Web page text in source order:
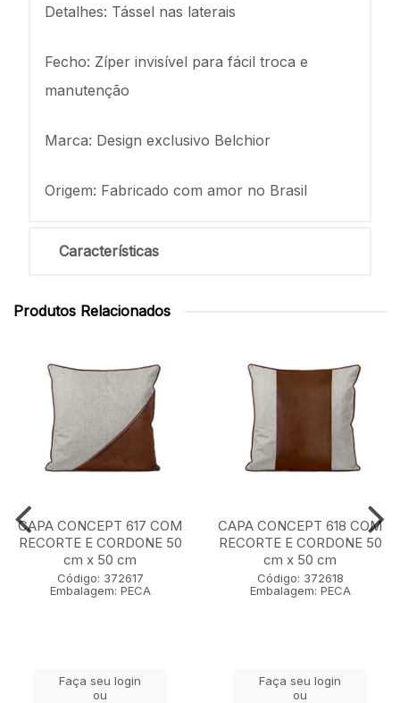
Detalhes: Tássel nas laterais
Fecho: Zíper invisível para fácil troca e
manutenção
Marca: Design exclusivo Belchior
Origem: Fabricado com amor no Brasil
Características
Produtos Relacionados
CAPA CONCEPT 617 COM
RECORTE E CORDONE 50
cm x 50 cm
Código: 372617
Embalagem: PECA
Faça seu login
ou
CAPA CONCEPT 618 COM
RECORTE E CORDONE 50
cm x 50 cm
Código: 372618
Embalagem: PECA
Faça seu login
ou